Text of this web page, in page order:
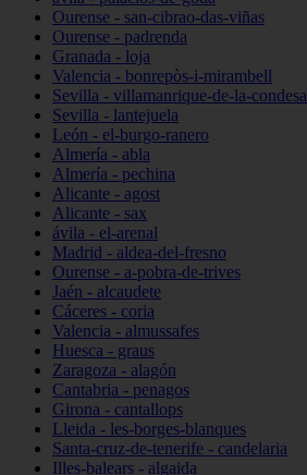
Ourense - san-cibrao-das-viñas
Ourense - padrenda
Granada - loja
Valencia - bonrepòs-i-mirambell
Sevilla - villamanrique-de-la-condesa
Sevilla - lantejuela
León - el-burgo-ranero
Almería - abla
Almería - pechina
Alicante - agost
Alicante - sax
ávila - el-arenal
Madrid - aldea-del-fresno
Ourense - a-pobra-de-trives
Jaén - alcaudete
Cáceres - coria
Valencia - almussafes
Huesca - graus
Zaragoza - alagón
Cantabria - penagos
Girona - cantallops
Lleida - les-borges-blanques
Santa-cruz-de-tenerife - candelaria
Illes-balears - algaida